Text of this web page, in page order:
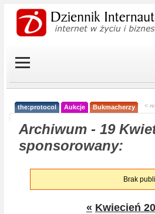
the:protocol Aukcje Bukmacherzy <
Archiwum - 19
sponsorowany:
Brak
« Kwiecień